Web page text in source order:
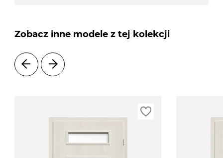
Zobacz inne modele z tej kolekcji